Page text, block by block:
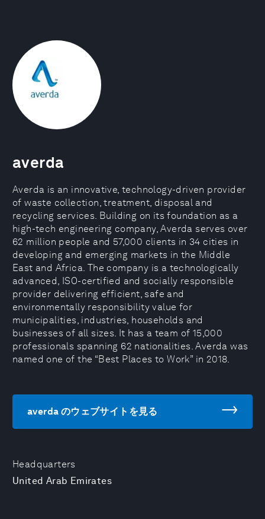
Headquarters
United Arab Emirates
averda
Averda is an innovative, technology-driven provider
of waste collection, treatment, disposal and
recycling services. Building on its foundation as a
high-tech engineering company, Averda serves over
62 million people and 57,000 clients in 34 cities in
developing and emerging markets in the Middle
East and Africa. The company is a technologically
advanced, ISO-certified and socially responsible
provider delivering efficient, safe and
environmentally responsibility value for
municipalities, industries, households and
businesses of all sizes. It has a team of 15,000
professionals spanning 62 nationalities. Averda was
named one of the “Best Places to Work” in 2018.
averda のウェブサイトを見る